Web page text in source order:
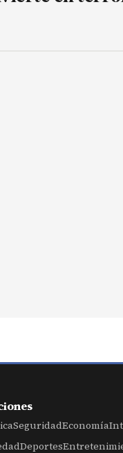
SeguridadEconomía
Deportes